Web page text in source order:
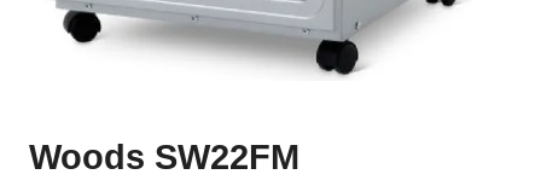
Woods SW22FM